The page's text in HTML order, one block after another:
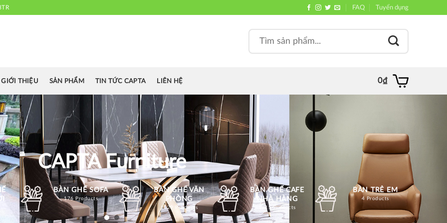
FAQ Tuyển dụng
for:
GIỚI THIỆU SẢN PHẨM TIN TỨC CAPTA LIÊN HỆ 0₫
CAPTA Furniture
BÀN GHẾ SOFA
176 Products
BÀN GHẾ VĂN
PHÒNG
1129 Products
BÀN GHẾ CAFE
NHÀ HÀNG
1215 Products
BÀN TRẺ EM
4 Products